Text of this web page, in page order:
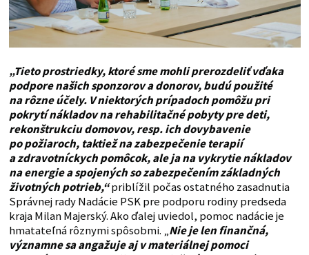
„Tieto prostriedky, ktoré sme mohli prerozdeliť vďaka
podpore našich sponzorov a donorov, budú použité
na rôzne účely. V niektorých prípadoch pomôžu pri
pokrytí nákladov na rehabilitačné pobyty pre deti,
rekonštrukciu domovov, resp. ich dovybavenie
po požiaroch, taktiež na zabezpečenie terapií
a zdravotníckych pomôcok, ale ja na vykrytie nákladov
na energie a spojených so zabezpečením základných
životných potrieb,“priblížil počas ostatného zasadnutia
Správnej rady Nadácie PSK pre podporu rodiny predseda
kraja Milan Majerský. Ako ďalej uviedol, pomoc nadácie je
hmatateľná rôznymi spôsobmi. „Nie je len finančná,
významne sa angažuje aj v materiálnej pomoci